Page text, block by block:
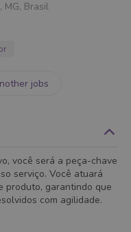
MG, Brasil
jobs
você será a peça-chave
serviço. Você atuará
produto, garantindo que
com agilidade.